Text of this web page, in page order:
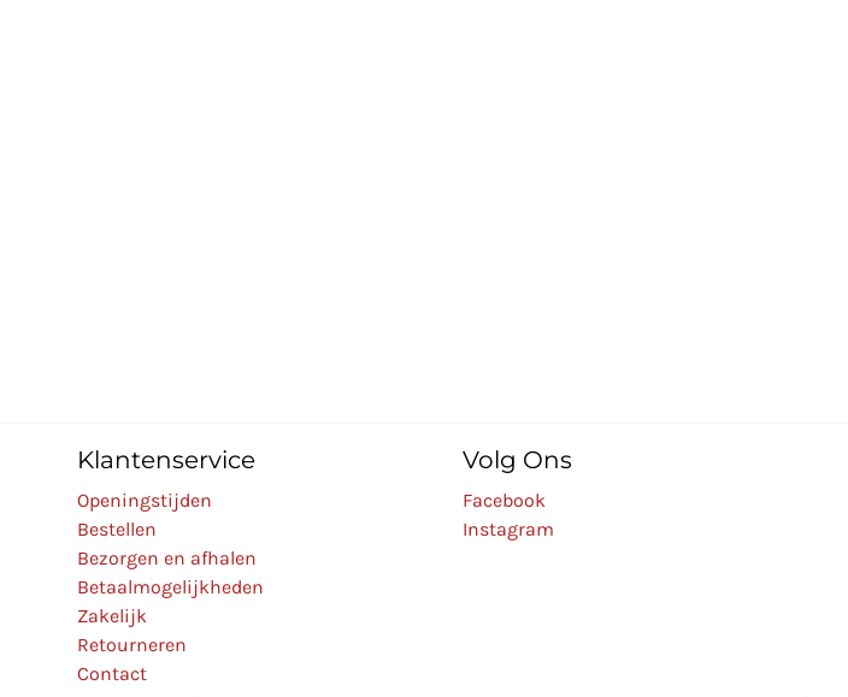
Klantenservice
Openingstijden
Bestellen
Bezorgen en afhalen
Betaalmogelijkheden
Zakelijk
Retourneren
Contact
Volg Ons
Facebook
Instagram